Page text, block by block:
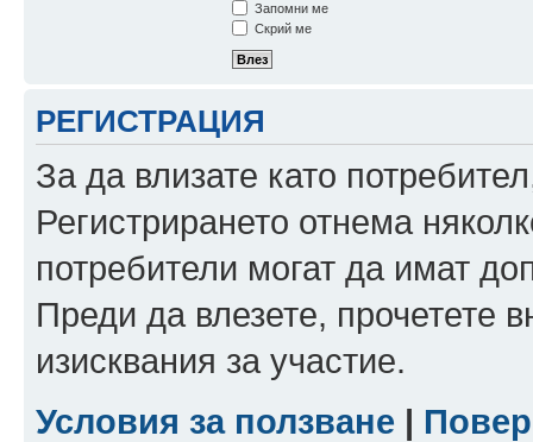
Запомни ме
Скрий ме
РЕГИСТРАЦИЯ
За да влизате като
Регистрирането отнема
потребители могат да имат
Преди да влезете, прочетете
изисквания за участие.
Условия за ползване |